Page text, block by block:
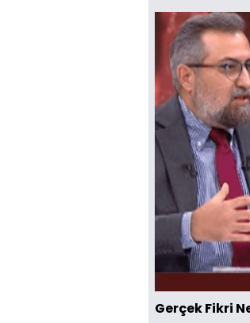
Gerçek Fikri